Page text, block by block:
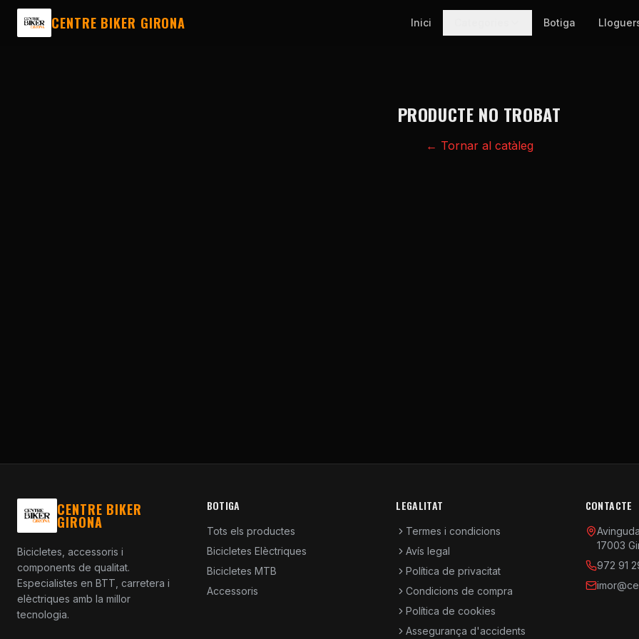
CENTRE BIKER GIRONA Inici Botiga
PRODUCTE NO TROBAT
← Tornar al catàleg
CENTRE BIKER
GIRONA
Bicicletes, accessoris i
components de qualitat.
Especialistes en BTT, carretera i
elèctriques amb la millor
tecnologia.
BOTIGA
Tots els productes
Bicicletes Elèctriques
Bicicletes MTB
Accessoris
LEGALITAT
Termes i condicions
Avís legal
Política de privacitat
Condicions de compra
Política de cookies
Assegurança d'accidents
CONTACTE
17003
972 91